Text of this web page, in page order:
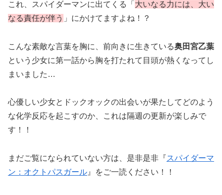
これ、スパイダーマンに出てくる「 大いなる力には、大い
なる責任が伴う 」にかけてますよね！？
こんな素敵な言葉を胸に、前向きに生きている奥田宮乙葉
という少女に第一話から胸を打たれて目頭が熱くなってし
まいました…
心優しい少女とドックオックの出会いが果たしてどのよう
な化学反応を起こすのか、これは隔週の更新が楽しみで
す！！
まだご覧になられていない方は、是非是非『スパイダーマ
ン：オクトパスガール 』をご一読ください！！